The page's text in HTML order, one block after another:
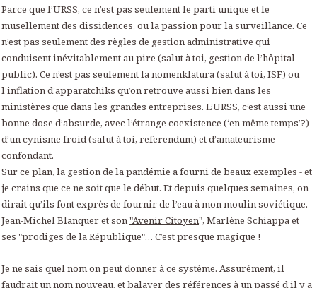
Parce que l’URSS, ce n’est pas seulement le parti unique et le
musellement des dissidences, ou la passion pour la surveillance. Ce
n’est pas seulement des règles de gestion administrative qui
conduisent inévitablement au pire (salut à toi, gestion de l’hôpital
public). Ce n’est pas seulement la nomenklatura (salut à toi, ISF) ou
l’inflation d’apparatchiks qu’on retrouve aussi bien dans les
ministères que dans les grandes entreprises. L’URSS, c’est aussi une
bonne dose d’absurde, avec l’étrange coexistence (‘en même temps’?)
d’un cynisme froid (salut à toi, referendum) et d’amateurisme
confondant.
Sur ce plan, la gestion de la pandémie a fourni de beaux exemples - et
je crains que ce ne soit que le début. Et depuis quelques semaines, on
dirait qu’ils font exprès de fournir de l’eau à mon moulin soviétique.
Jean-Michel Blanquer et son"Avenir Citoyen", Marlène Schiappa et
ses "prodiges de la République"… C’est presque magique !
Je ne sais quel nom on peut donner à ce système. Assurément, il
faudrait un nom nouveau, et balayer des références à un passé d’il y a